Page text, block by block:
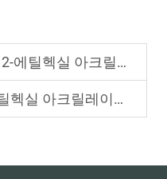
이트의 주요 용도는 무엇인가요?
순도를 어떻게 보장할 수 있나요?